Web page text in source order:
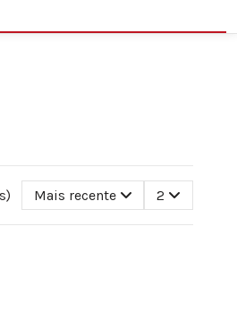
Mais recente 2